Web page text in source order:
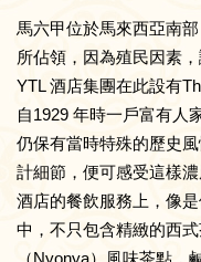
馬六甲位於馬來西亞南
所佔領，因為殖民因素
YTL 酒店集團在此設有
自1929 年時一戶富有人
仍保有當時特殊的歷史
計細節，便可感受這樣
酒店的餐飲服務上，像
中，不只包含精緻的西